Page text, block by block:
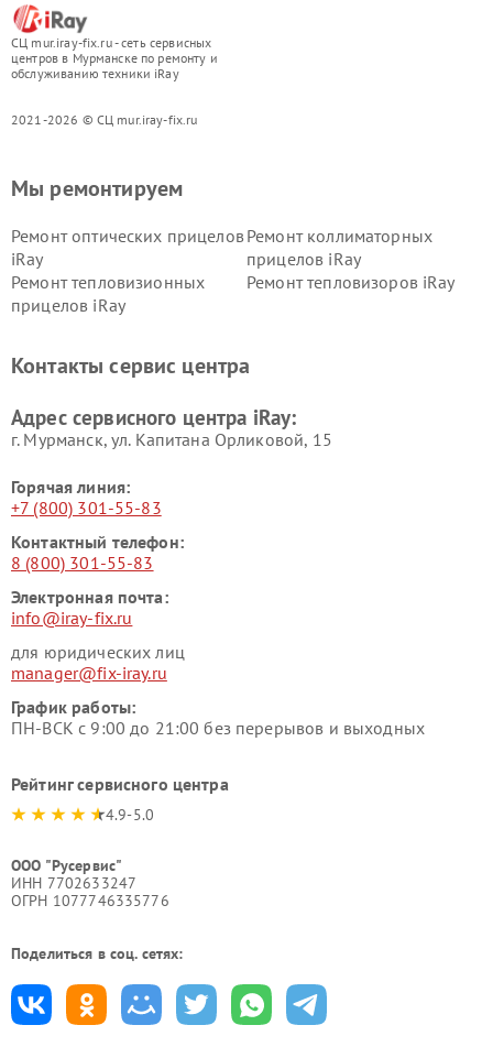
СЦ mur.iray-fix.ru - сеть сервисных
центров в Мурманске по ремонту и
обслуживанию техники iRay
2021-2026 © СЦ mur.iray-fix.ru
Мы ремонтируем
Ремонт оптических прицелов
iRay
Ремонт коллиматорных
прицелов iRay
Ремонт тепловизионных
прицелов iRay
Ремонт тепловизоров iRay
Контакты сервис центра
Адрес сервисного центра iRay:
г. Мурманск, ул. Капитана Орликовой, 15
Горячая линия:
+7 (800) 301-55-83
Контактный телефон:
8 (800) 301-55-83
Электронная почта:
info@iray-fix.ru
для юридических лиц
manager@fix-iray.ru
График работы:
ПН-ВСК с 9:00 до 21:00 без перерывов и выходных
Рейтинг сервисного центра
4.9-5.0
ООО "Русервис"
ИНН 7702633247
ОГРН 1077746335776
Поделиться в соц. сетях: